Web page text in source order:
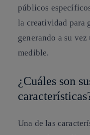
públicos
la creatividad para
generando a su
medible.
¿Cuáles son
Una de las